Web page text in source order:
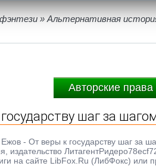
» Альтернативная
Авторские права
шаг за
- От веры к государству шаг за
издательство
на сайте LibFox.Ru (ЛибФокс) или